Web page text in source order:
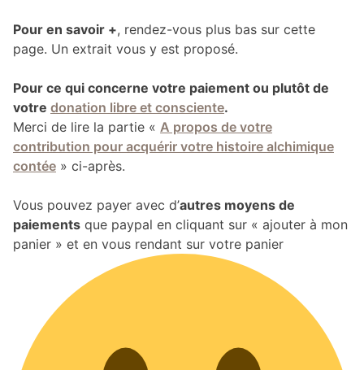
Pour en savoir +, rendez-vous plus bas sur cette
page. Un extrait vous y est proposé.
Pour ce qui concerne votre paiement ou plutôt de
votre donation libre et consciente.
Merci de lire la partie « A propos de votre
contribution pour acquérir votre histoire alchimique
contée » ci-après.
Vous pouvez payer avec d’autres moyens de
paiements que paypal en cliquant sur « ajouter à mon
panier » et en vous rendant sur votre panier